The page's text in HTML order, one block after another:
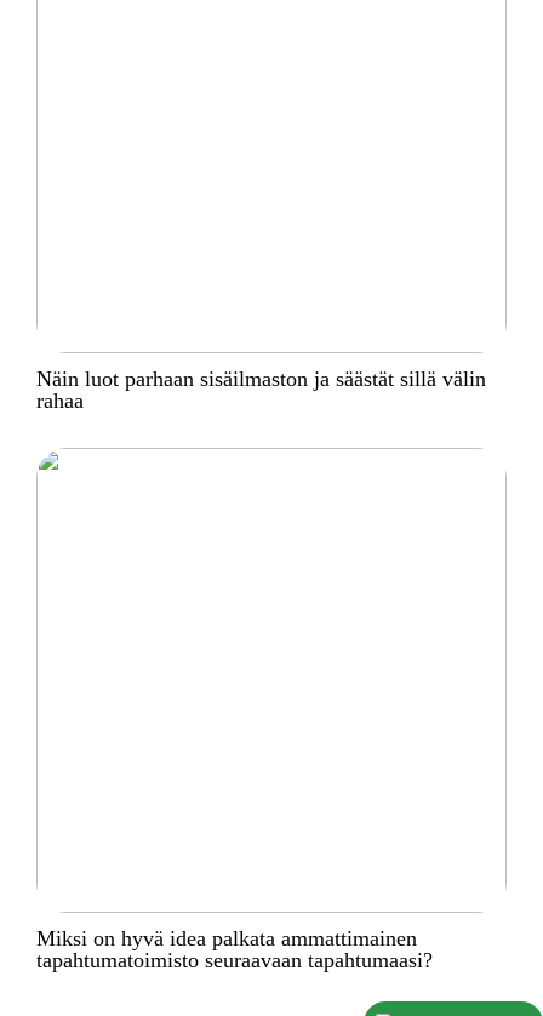
Näin luot parhaan sisäilmaston ja säästät sillä välin
rahaa
Miksi on hyvä idea palkata ammattimainen
tapahtumatoimisto seuraavaan tapahtumaasi?